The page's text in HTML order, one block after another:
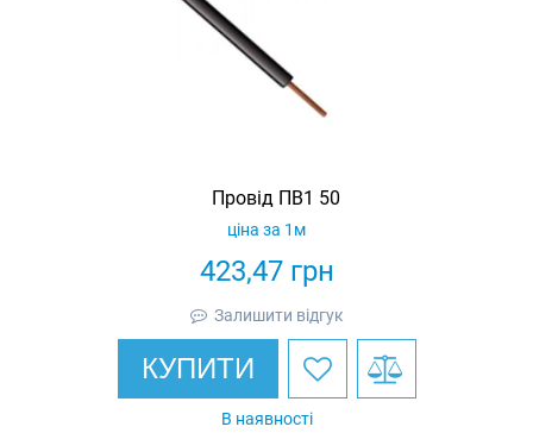
Провід ПВ1 50
423,47грн
ціна за 1м
Залишити відгук
КУПИТИ
В наявності